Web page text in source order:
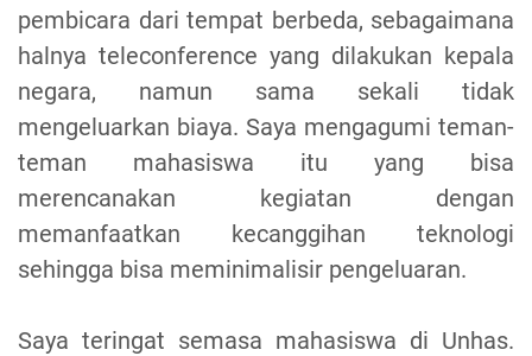
pembicara dari tempat berbeda, sebagaimana
halnya teleconference yang dilakukan kepala
negara, namun sama sekali tidak
mengeluarkan biaya. Saya mengagumi teman-
teman mahasiswa itu yang bisa
merencanakan kegiatan dengan
memanfaatkan kecanggihan teknologi
sehingga bisa meminimalisir pengeluaran.
Saya teringat semasa mahasiswa di Unhas.